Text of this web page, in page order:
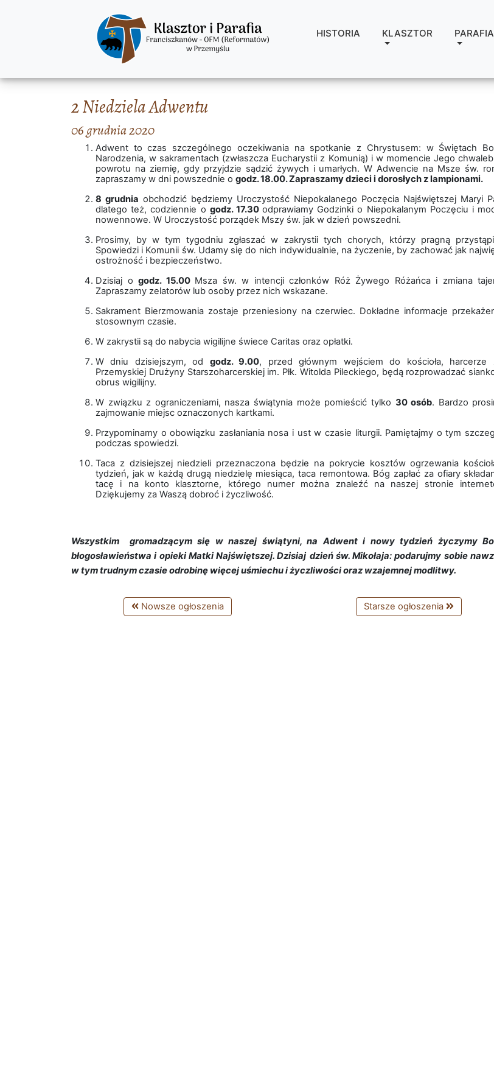
HISTORIA KLASZTOR PARAFIA
2 Niedziela Adwentu
06 grudnia 2020
Adwent to czas szczególnego oczekiwania na spotkanie z Chrystusem: w Świętach
Narodzenia, w sakramentach (zwłaszcza Eucharystii z Komunią) i w momencie Jego
powrotu na ziemię, gdy przyjdzie sądzić żywych i umarłych. W Adwencie na Msze św.
zapraszamy w dni powszednie o godz. 18.00. Zapraszamy dzieci i dorosłych z lampionami.
8 grudnia obchodzić będziemy Uroczystość Niepokalanego Poczęcia Najświętszej Maryi
dlatego też, codziennie o godz. 17.30odprawiamy Godzinki o Niepokalanym Poczęciu i
nowennowe. W Uroczystość porządek Mszy św. jak w dzień powszedni.
Prosimy, by w tym tygodniu zgłaszać w zakrystii tych chorych, którzy pragną
Spowiedzi i Komunii św. Udamy się do nich indywidualnie, na życzenie, by zachować jak
ostrożność i bezpieczeństwo.
Dzisiaj o godz. 15.00 Msza św. w intencji członków Róż Żywego Różańca i zmiana
Zapraszamy zelatorów lub osoby przez nich wskazane.
Sakrament Bierzmowania zostaje przeniesiony na czerwiec. Dokładne informacje
stosownym czasie.
W zakrystii są do nabycia wigilijne świece Caritas oraz opłatki.
W dniu dzisiejszym, od godz. 9.00, przed głównym wejściem do kościoła,
Przemyskiej Drużyny Starszoharcerskiej im. Płk. Witolda Pileckiego, będą rozprowadzać
obrus wigilijny.
W związku z ograniczeniami, nasza świątynia może pomieścić tylko 30 osób. Bardzo
zajmowanie miejsc oznaczonych kartkami.
Przypominamy o obowiązku zasłaniania nosa i ust w czasie liturgii. Pamiętajmy o tym
podczas spowiedzi.
Taca z dzisiejszej niedzieli przeznaczona będzie na pokrycie kosztów ogrzewania
tydzień, jak w każdą drugą niedzielę miesiąca, taca remontowa. Bóg zapłać za ofiary
tacę i na konto klasztorne, którego numer można znaleźć na naszej stronie
Dziękujemy za Waszą dobroć i życzliwość.
Wszystkim gromadzącym się w naszej świątyni, na Adwent i nowy tydzień życzymy
błogosławieństwa i opieki Matki Najświętszej. Dzisiaj dzień św. Mikołaja: podarujmy sobie
w tym trudnym czasie odrobinę więcej uśmiechu i życzliwości oraz wzajemnej modlitwy.
Nowsze ogłoszenia Starsze ogłoszenia